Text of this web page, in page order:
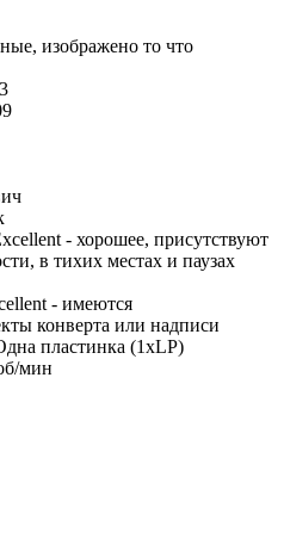
изображено то что
- хорошее, присутствуют
в тихих местах и паузах
- имеются
конверта или надписи
пластинка (1xLP)
мин